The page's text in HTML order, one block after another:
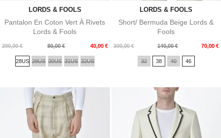
LORDS & FOOLS
Pantalon En Coton Vert À Rivets
Lords & Fools
200,00 €
Prix
80,00 € 40,00 €
Prix
28US 29US 30US 31US 32US
LORDS & FOOLS
Short/ Bermuda Beige Lords &
Fools
300,00 €
Prix
140,00 € 70,00 €
Prix
32 38 40 46